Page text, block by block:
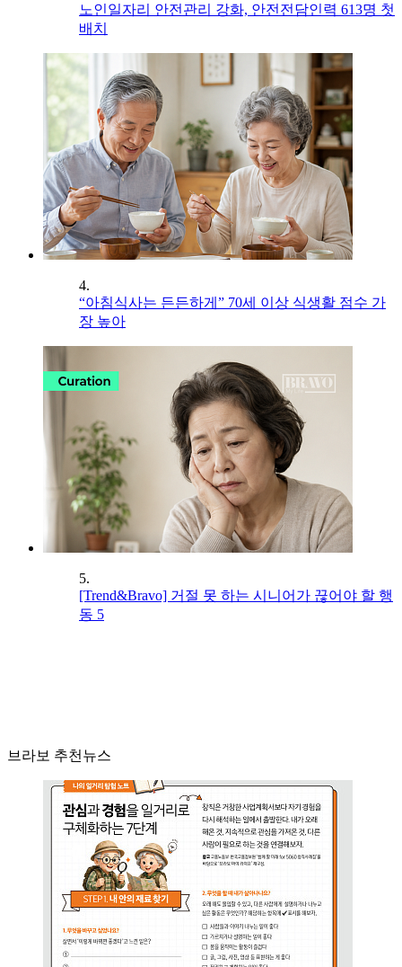
노인일자리 안전관리 강화, 안전전담인력 613명 첫
배치
4.
“아침식사는 든든하게” 70세 이상 식생활 점수 가
장 높아
5.
[Trend&Bravo] 거절 못 하는 시니어가 끊어야 할 행
동 5
브라보 추천뉴스